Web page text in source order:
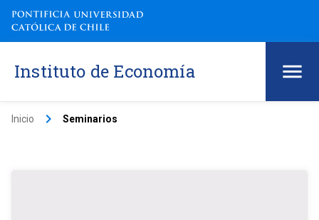
Instituto de Economía
Inicio keyboard_arrow_right Seminarios